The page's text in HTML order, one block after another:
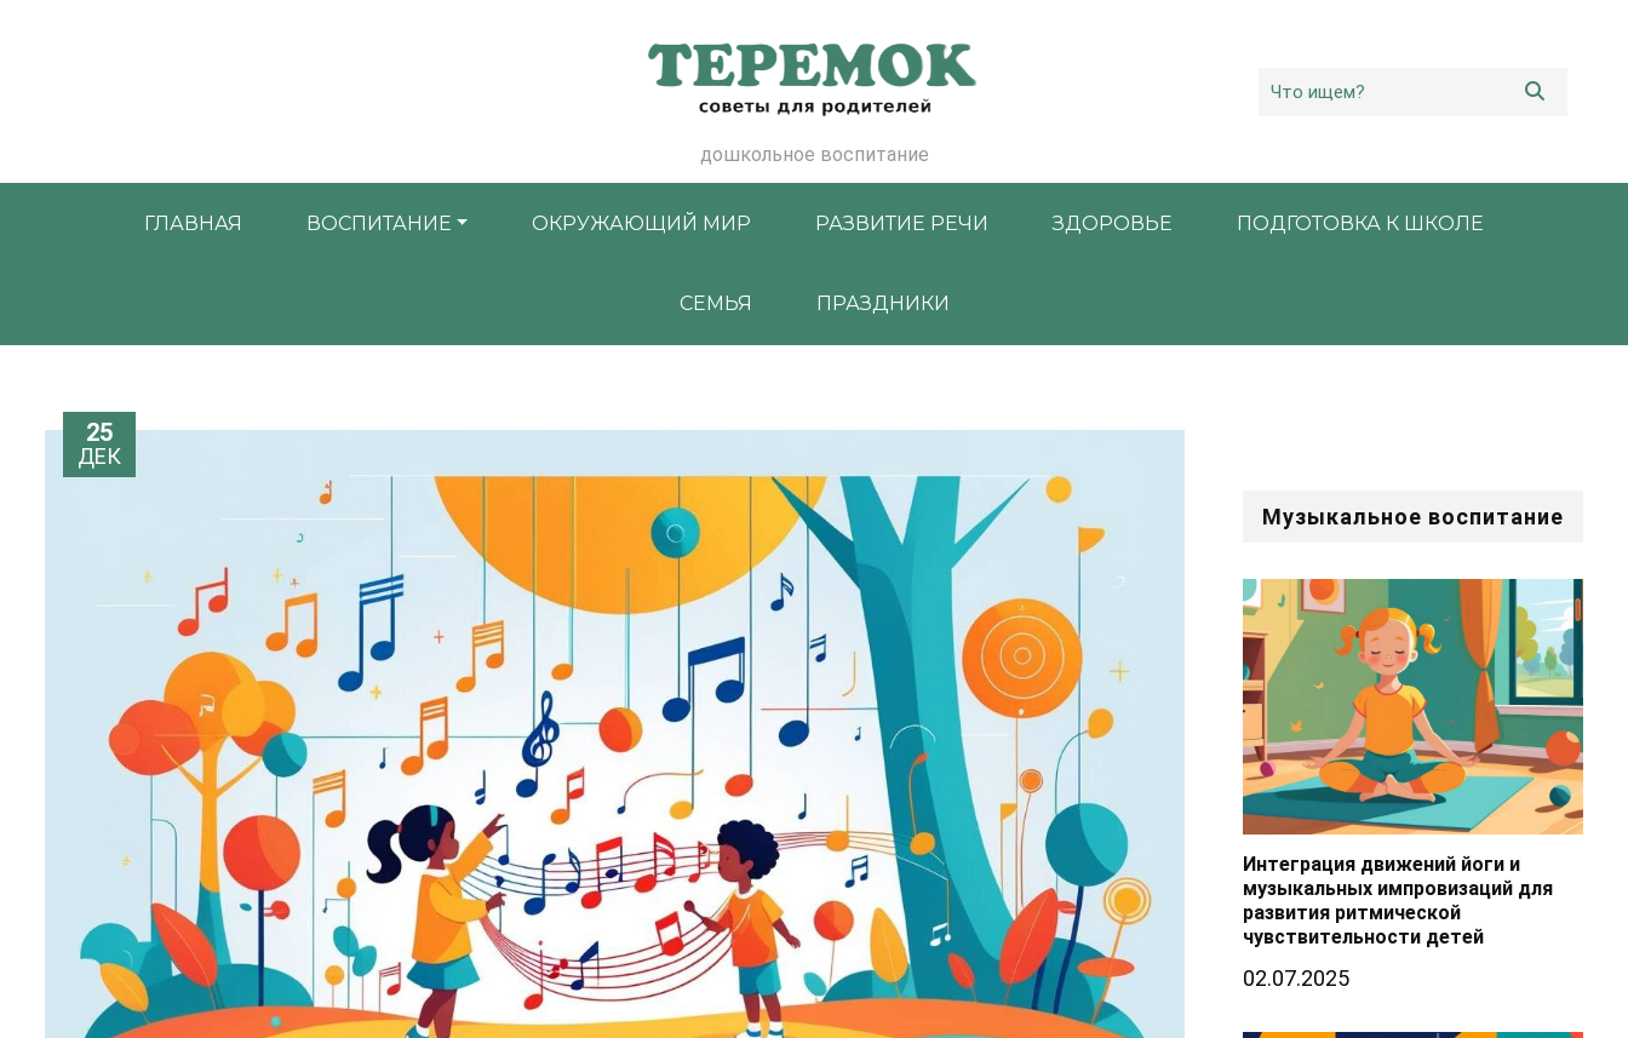
дошкольное воспитание
ГЛАВНАЯ ВОСПИТАНИЕ ОКРУЖАЮЩИЙ МИР РАЗВИТИЕ РЕЧИ ЗДОРОВЬЕ ПОДГОТОВКА К ШКОЛЕ
СЕМЬЯ ПРАЗДНИКИ
25
ДЕК
Музыкальное воспитание
Интеграция движений йоги и
музыкальных импровизаций для
развития ритмической
чувствительности детей
02.07.2025